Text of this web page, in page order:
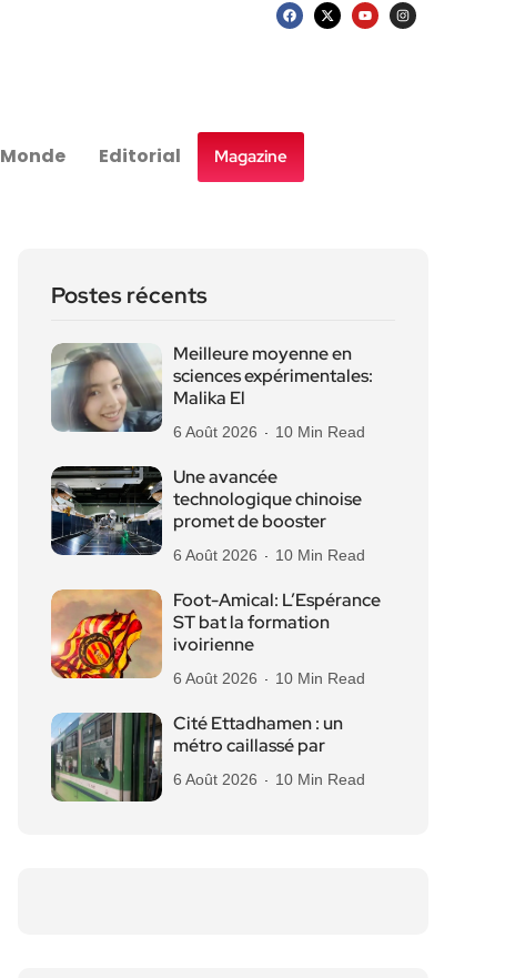
Monde Editorial Magazine
Postes récents
Meilleure moyenne en
sciences expérimentales:
Malika El
6 Août 2026 10 Min Read
Une avancée
technologique chinoise
promet de booster
6 Août 2026 10 Min Read
Foot-Amical: L’Espérance
ST bat la formation
ivoirienne
6 Août 2026 10 Min Read
Cité Ettadhamen : un
métro caillassé par
6 Août 2026 10 Min Read